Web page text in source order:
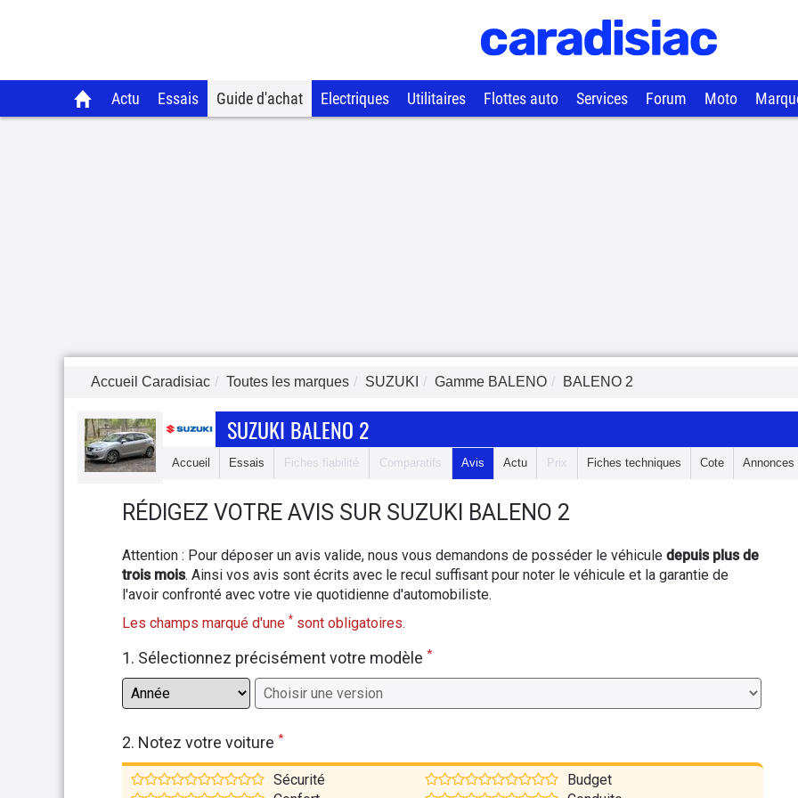
Actu Essais Guide d'achat Electriques Utilitaires Flottes auto Services Forum Moto
Accueil Caradisiac Toutes les marques SUZUKI Gamme BALENO BALENO 2
SUZUKI BALENO 2
Accueil Essais Fiches fiabilité Comparatifs Avis Actu Prix Fiches techniques Cote Annonces
RÉDIGEZ VOTRE AVIS SUR SUZUKI BALENO 2
Attention : Pour déposer un avis valide, nous vous demandons de posséder le véhicule depuis plus de
trois mois. Ainsi vos avis sont écrits avec le recul suffisant pour noter le véhicule et la garantie de
l'avoir confronté avec votre vie quotidienne d'automobiliste.
Les champs marqué d'une * sont obligatoires.
1. Sélectionnez précisément votre modèle *
2. Notez votre voiture *
Sécurité
Budget